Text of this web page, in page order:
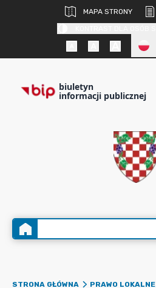
MAPA STRONY
biuletyn
informacji publicznej
STRONA GŁÓWNA PRAWO LOKALNE